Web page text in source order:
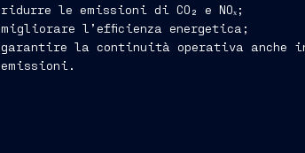
ridurre le emissioni di CO₂ e NOₓ;
migliorare l’efficienza energetica;
garantire la continuità operativa anche
emissioni.